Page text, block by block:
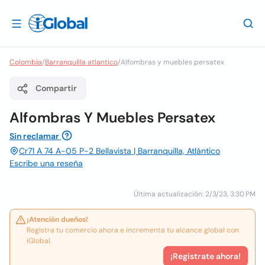
Colombia/Barranquilla atlantico/Alfombras y muebles persatex
Compartir
Alfombras Y Muebles Persatex
Sin reclamar
Cr71 A 74 A-05 P-2 Bellavista | Barranquilla, Atlántico
Escribe una reseña
Última actualización: 2/3/23, 3:30 PM
¡Atención dueños!
Registra tu comercio ahora e incrementa tu alcance global con
iGlobal.
¡Registrate ahora!